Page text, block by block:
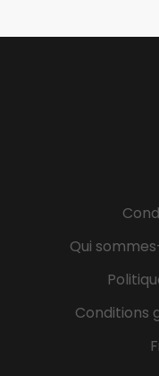
un
jour, vous
menées pour
serez
enjeu. Exemples
Qui
Conditions